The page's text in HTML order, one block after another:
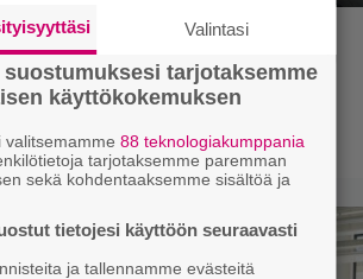
–
ja näin
Valintasi
suostumuksesi tarjotaksemme
käyttökokemuksen
valitsemamme88 teknologiakumppania
tarjotaksemme paremman
sekä kohdentaaksemme sisältöä ja
tietojesi käyttöön seuraavasti
ja tallennamme evästeitä